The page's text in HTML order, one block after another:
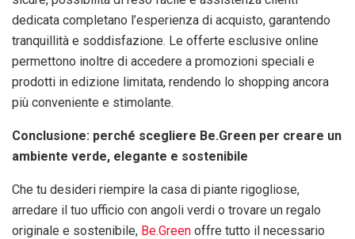
dedicata completano l’esperienza di acquisto, garantendo
tranquillità e soddisfazione. Le offerte esclusive online
permettono inoltre di accedere a promozioni speciali e
prodotti in edizione limitata, rendendo lo shopping ancora
più conveniente e stimolante.
Conclusione: perché scegliere Be.Green per creare un
ambiente verde, elegante e sostenibile
Che tu desideri riempire la casa di piante rigogliose,
arredare il tuo ufficio con angoli verdi o trovare un regalo
originale e sostenibile, Be.Green offre tutto il necessario